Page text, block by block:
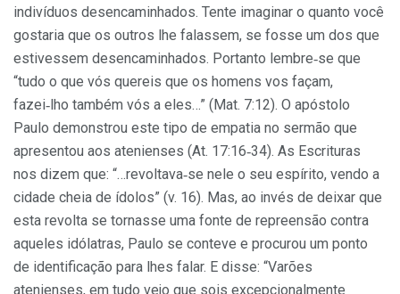
indivíduos desencaminhados. Tente imaginar o quanto você
gostaria que os outros lhe falassem, se fosse um dos que
estivessem desenca­minhados. Portanto lembre‑se que
“tudo o que vós quereis que os homens vos façam,
fazei‑lho também vós a eles…” (Mat. 7:12). O apóstolo
Paulo demonstrou este tipo de empatia no sermão que
apresentou aos atenienses (At. 17:16‑34). As Escrituras
nos dizem que: “…revoltava‑se nele o seu espírito, vendo a
cidade cheia de ídolos” (v. 16). Mas, ao invés de deixar que
esta revolta se tor­nasse uma fonte de repreensão contra
aqueles idólatras, Paulo se conteve e procurou um ponto
de identificação para lhes falar. E disse: “Varões
atenienses, em tudo vejo que sois excepcional­mente